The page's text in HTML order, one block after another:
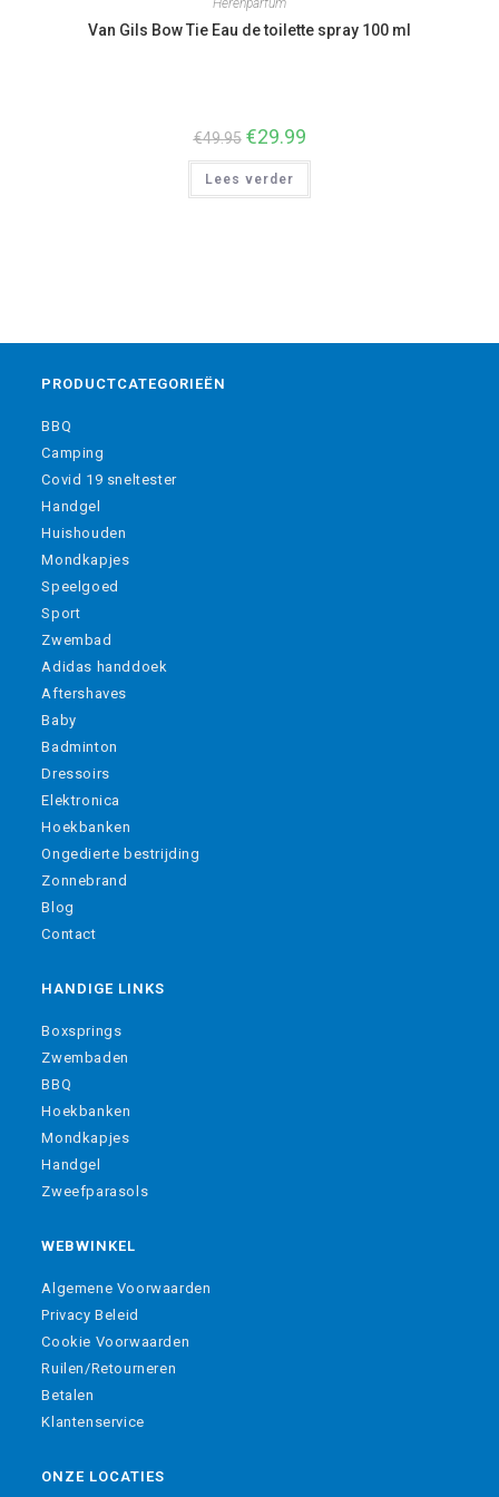
Van Gils Bow Tie Eau de toilette spray 100 ml
€49.95 Oorspronkelijke
prijs
was:
€49.95.
€29.99Huidige
is:
Lees verder
PRODUCTCATEGORIEËN
BBQ
Camping
Covid 19 sneltester
Handgel
Huishouden
Mondkapjes
Speelgoed
Sport
Zwembad
Adidas handdoek
Aftershaves
Baby
Badminton
Dressoirs
Elektronica
Hoekbanken
Ongedierte bestrijding
Zonnebrand
Blog
Contact
HANDIGE LINKS
Boxsprings
Zwembaden
BBQ
Hoekbanken
Mondkapjes
Handgel
Zweefparasols
WEBWINKEL
Algemene Voorwaarden
Privacy Beleid
Cookie Voorwaarden
Ruilen/Retourneren
Betalen
Klantenservice
ONZE LOCATIES